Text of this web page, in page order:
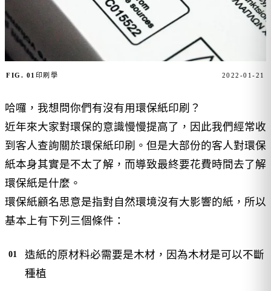
FIG. 01 印刷學 2022-01-21
哈囉，我想問你們有沒有用環保紙印刷？
近年來大家對環保的意識慢慢提高了，因此我們經常收
到客人查詢關於環保紙印刷。但是大部份的客人對環保
紙本身其實是不太了解，而導致最終要花費時間去了解
環保紙是什麼。
環保紙顧名思意是指對自然環境沒有大影響的紙，所以
基本上有下列三個條件：
造紙的原材料必需要是木材，因為木材是可以不斷
種植